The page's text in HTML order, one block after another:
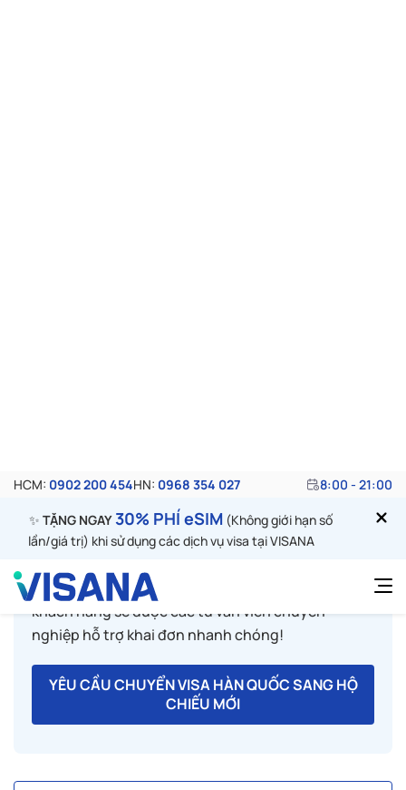
Hãy cùng Visana tìm hiểu ngay trong bài viết này.
Để được tư vấn các vấn đề về visa và hộ chiếu, liên
quyết cho bạn trong thời gian sớm nhất. Tại đây
khách hàng sẽ được các tư vấn viên chuyên
nghiệp hỗ trợ khai đơn nhanh chóng!
YÊU CẦU CHUYỂN VISA HÀN QUỐC SANG HỘ
CHIẾU MỚI